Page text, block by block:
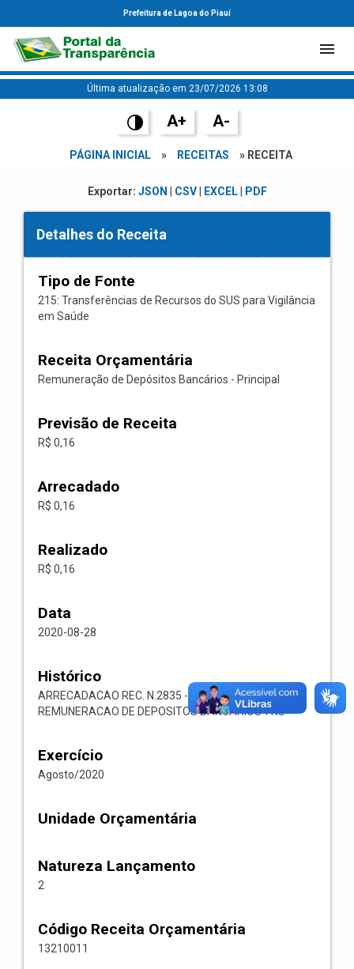
Prefeitura de Lagoa do Piauí
Última atualização em 23/07/2026 13:08
A+ A-
PÁGINA INICIAL » RECEITAS » RECEITA
Exportar: JSON CSV| EXCEL| PDF
Detalhes do Receita
Tipo de Fonte
215: Transferências de Recursos do SUS para Vigilância
em Saúde
Receita Orçamentária
Remuneração de Depósitos Bancários - Principal
Previsão de Receita
R$ 0,16
Arrecadado
R$ 0,16
Realizado
R$ 0,16
Data
2020-08-28
Histórico
ARRECADACAO REC. N.2835 -- 1321.00.1.1.03-
REMUNERACAO DE DEPOSITOS BANCARIOS-FNS
Exercício
Agosto/2020
Unidade Orçamentária
Natureza Lançamento
2
Código Receita Orçamentária
13210011